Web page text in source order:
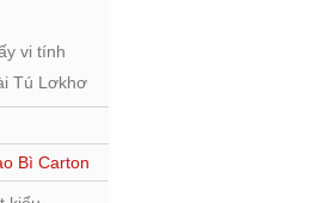
vi tính
Tú Lơkhơ
Bì Carton